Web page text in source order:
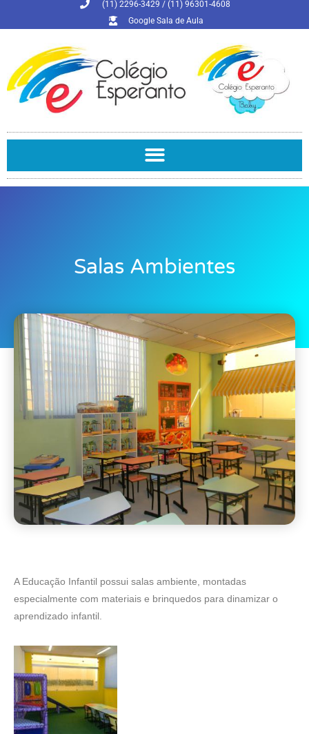
(11) 2296-3429 / (11) 96301-4608
Google Sala de Aula
Salas Ambientes
A Educação Infantil possui salas ambiente, montadas
especialmente com materiais e brinquedos para dinamizar o
aprendizado infantil.